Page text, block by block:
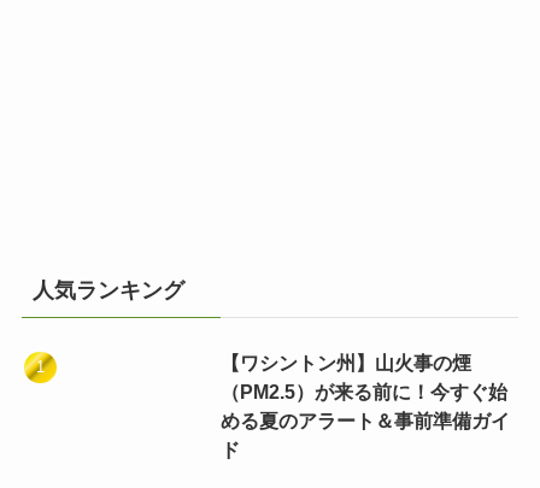
人気ランキング
【ワシントン州】山火事の煙
（PM2.5）が来る前に！今すぐ始
める夏のアラート＆事前準備ガイ
ド